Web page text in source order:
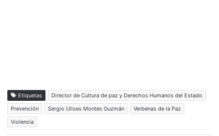
Etiquetas
Director de Cultura de paz y Derechos Humanos del Estado
Prevención
Sergio Ulises Montes Guzmán
Verbenas de la Paz
Violencia